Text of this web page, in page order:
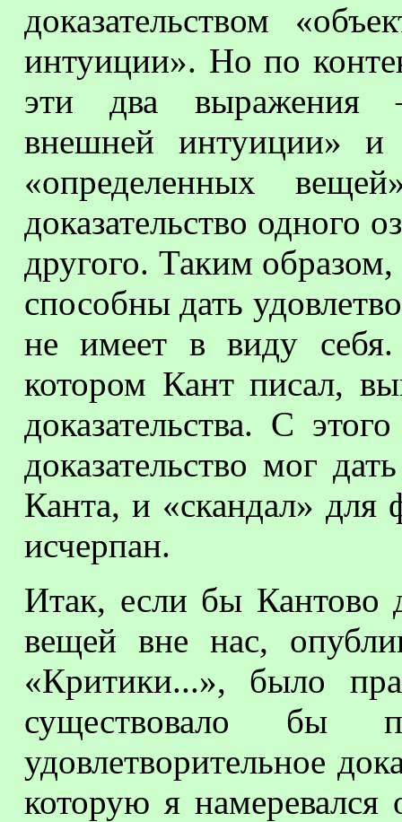
доказательством
интуиции». Но по
эти два выражения –
внешней интуиции»
«определенных
доказательство одного
другого. Таким
способны дать
не имеет в виду
котором Кант писал,
доказательства. С
доказательство мог
Канта, и «скандал» для
исчерпан.
Итак, если бы Кантово
вещей вне нас,
«Критики...», было
существовало бы
удовлетворительное
которую я намеревался